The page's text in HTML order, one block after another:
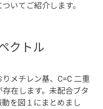
いてご紹介します。
クトル
メチレン基、C=C 二重
在します。未配合ブタ
を図１にまとめまし